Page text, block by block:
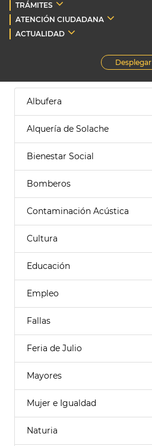
TRÁMITES
ATENCIÓN CIUDADANA
ACTUALIDAD
Desplegar
Albufera
Alquería de Solache
Bienestar Social
Bomberos
Contaminación Acústica
Cultura
Educación
Empleo
Fallas
Feria de Julio
Mayores
Mujer e Igualdad
Naturia